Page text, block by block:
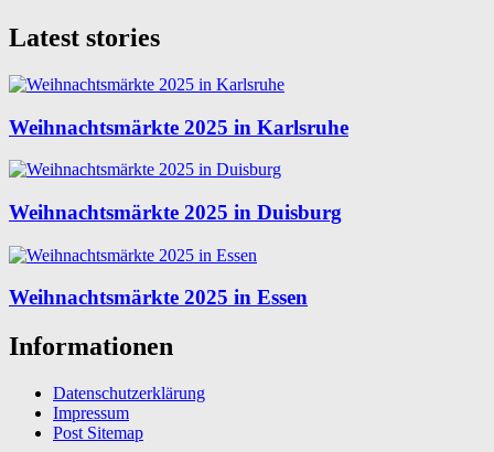
Latest stories
Weihnachtsmärkte 2025 in Karlsruhe
Weihnachtsmärkte 2025 in Duisburg
Weihnachtsmärkte 2025 in Essen
Informationen
Datenschutzerklärung
Impressum
Post Sitemap